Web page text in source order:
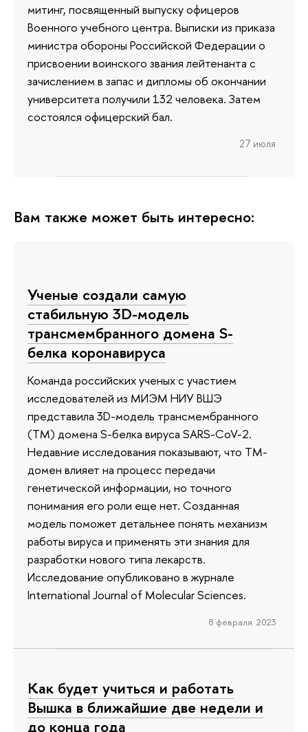
митинг, посвященный выпуску офицеров
Военного учебного центра. Выписки из приказа
министра обороны Российской Федерации о
присвоении воинского звания лейтенанта с
зачислением в запас и дипломы об окончании
университета получили 132 человека. Затем
состоялся офицерский бал.
27 июля
Вам также может быть интересно:
Ученые создали самую
стабильную 3D-модель
трансмембранного домена S-
белка коронавируса
Команда российских ученых с участием
исследователей из МИЭМ НИУ ВШЭ
представила 3D-модель трансмембранного
(ТМ) домена S-белка вируса SARS-CoV-2.
Недавние исследования показывают, что ТМ-
домен влияет на процесс передачи
генетической информации, но точного
понимания его роли еще нет. Созданная
модель поможет детальнее понять механизм
работы вируса и применять эти знания для
разработки нового типа лекарств.
Исследование опубликовано в журнале
International Journal of Molecular Sciences.
8 февраля 2023
Как будет учиться и работать
Вышка в ближайшие две недели и
до конца года